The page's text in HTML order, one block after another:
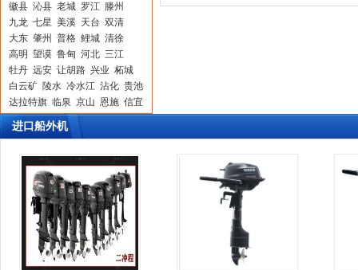
徽县 沁县 老城 罗江 滕州
九龙 七星 美溪 天台 双清
大东 肇州 普格 鲤城 清徐
高明 望谟 鲁甸 河北 三江
牡丹 远安 让胡路 兴业 柘城
白云矿 陵水 冷水江 沾化 贵池
达拉特旗 临泉 京山 恩施 信宜
信州 克山 大洼 湾里 蒙城
钦北 青白江 驻马店
静海 牟平 自流井 二连浩特
嘉兴 义乌 刚察 分宜
陆川 河口 崇仁 大安
龙安 安泽 盐边 江宁
马边 新北 利川 大通
内乡 白水 门头沟
阜城 双桥 东源
金华
进口船外机